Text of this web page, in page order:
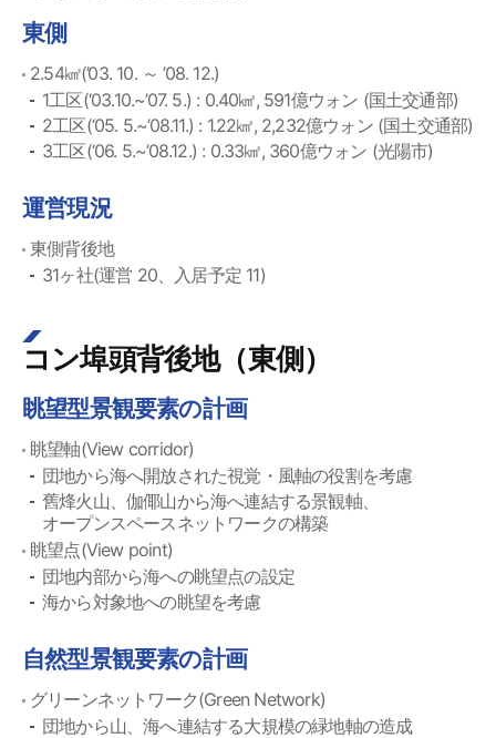
東側
2.54㎢(’03. 10. ～ ’08. 12.)
1工区(‘03.10.~’07. 5.) : 0.40㎢, 591億ウォン (国土交通部)
2工区(‘05. 5.~’08.11.) : 1.22㎢, 2,232億ウォン (国土交通部)
3工区(‘06. 5.~’08.12.) : 0.33㎢, 360億ウォン (光陽市)
運営現況
東側背後地
31ヶ社(運営 20、入居予定 11)
コン埠頭背後地（東側）
眺望型景観要素の計画
眺望軸(View corridor)
団地から海へ開放された視覚・風軸の役割を考慮
舊烽火山、伽倻山から海へ連結する景観軸、
オープンスペースネットワークの構築
眺望点(View point)
団地内部から海への眺望点の設定
海から対象地への眺望を考慮
自然型景観要素の計画
グリーンネットワーク(Green Network)
団地から山、海へ連結する大規模の緑地軸の造成